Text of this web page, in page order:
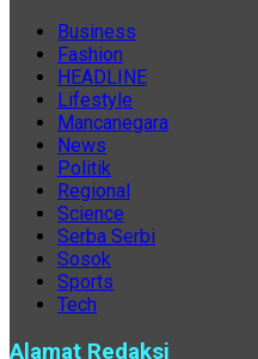
Business
Fashion
HEADLINE
Lifestyle
Mancanegara
News
Politik
Regional
Science
Serba Serbi
Sosok
Sports
Tech
Alamat Redaksi